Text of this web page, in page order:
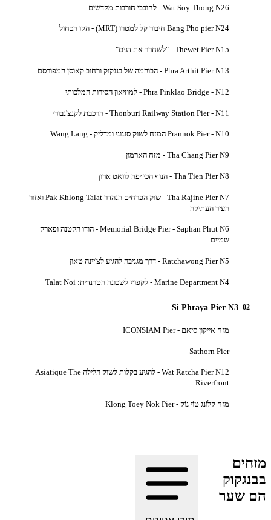
Wat Soy Thong N26 - לחובבי חורבות מקדשים
Bang Pho pier N24 חיבור קל למטרו (MRT) - הקו הכחול
Thewet Pier N15 - "לשחרר את דגים"
Phra Arthit Pier N13 - הבוהמה של בנגקוק ורחוב קאוסן המפורסם.
Phra Pinklao Bridge - N12 - למוזיאון הסירות המלכותי
Thonburi Railway Station Pier - N11 - הרכבת לקנצ'נבורי
Prannok Pier - N10 המזח לשוק סגנוני ומדליק - Wang Lang
Tha Chang Pier N9 - מזח הארמון
Tha Tien Pier N8 - הנוף הכי יפה לוואט ארון
Tha Rajine Pier N7 - שוק הפרחים הנהדר Pak Khlong Talat ואזור
העיר העתיקה
Memorial Bridge Pier - Saphan Phut N6 - הודו הקטנה ופארק
Ratchawong Pier N5 - דרך מגניבה להגיע לצ'יינה טאון
Marine Department N4 - לקפוץ לשכונה הטרנדית: Talat Noi
Si Phraya Pier N3
מזח אייקון סיאם - ICONSIAM Pier
Sathorn Pier
Wat Ratcha Pier N12 - להגיע בקלות לשוק הלילה Asiatique The
Riverfront
מזח קלוֹנג טוֹי נוֹק - Klong Toey Nok Pier
שער